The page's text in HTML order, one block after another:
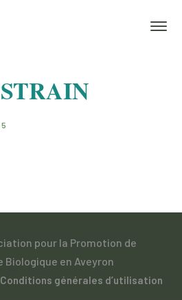
pour la Promotion de
Biologique en Aveyron
Conditions générales d’utilisation